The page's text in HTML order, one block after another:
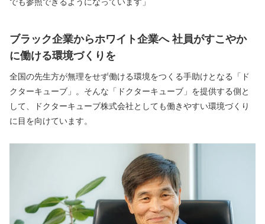
ブラック企業からホワイト企業へ 社員がすこやか
に働ける環境づくりを
全国の先生方が無理をせず働ける環境をつくる手助けとなる「ド
クターキューブ」。そんな「ドクターキューブ」を提供する側と
して、ドクターキューブ株式会社としても働きやすい環境づくり
に目を向けています。